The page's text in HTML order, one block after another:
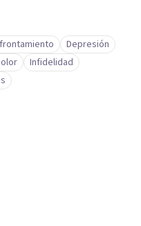
Depresión
Infidelidad